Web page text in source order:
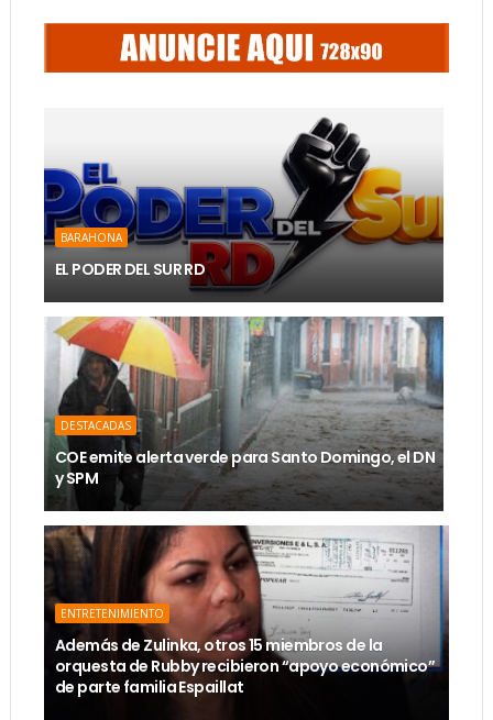
BARAHONA
EL PODER DEL SUR RD
DESTACADAS
COE emite alerta verde para Santo Domingo, el DN
y SPM
ENTRETENIMIENTO
Además de Zulinka, otros 15 miembros de la
orquesta de Rubby recibieron “apoyo económico”
de parte familia Espaillat